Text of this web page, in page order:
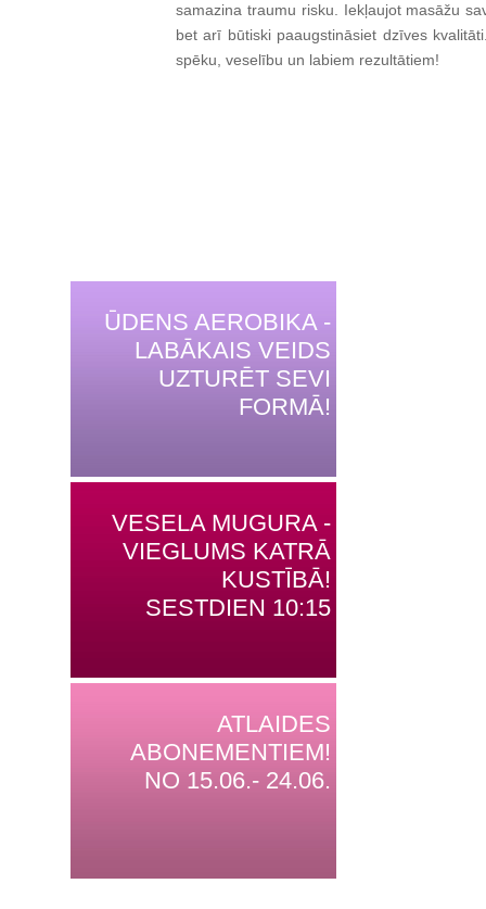
samazina traumu risku. Iekļaujot masāžu
bet arī būtiski paaugstināsiet dzīves
spēku, veselību un labiem rezultātiem!
ŪDENS AEROBIKA -
LABĀKAIS VEIDS
UZTURĒT SEVI
FORMĀ!
VESELA MUGURA -
VIEGLUMS KATRĀ
KUSTĪBĀ!
SESTDIEN 10:15
ATLAIDES
ABONEMENTIEM!
NO 15.06.- 24.06.